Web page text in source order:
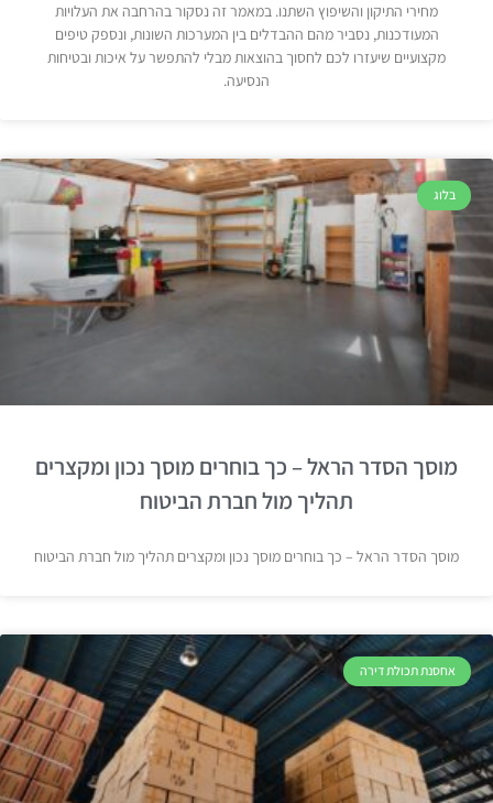
מחירי התיקון והשיפוץ השתנו. במאמר זה נסקור בהרחבה את העלויות
המעודכנות, נסביר מהם ההבדלים בין המערכות השונות, ונספק טיפים
מקצועיים שיעזרו לכם לחסוך בהוצאות מבלי להתפשר על איכות ובטיחות
הנסיעה.
בלוג
מוסך הסדר הראל – כך בוחרים מוסך נכון ומקצרים
תהליך מול חברת הביטוח
מוסך הסדר הראל – כך בוחרים מוסך נכון ומקצרים תהליך מול חברת הביטוח
אחסנת תכולת דירה